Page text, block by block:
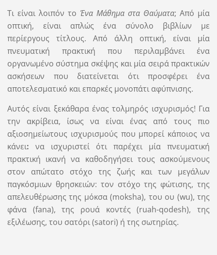
Τι είναι λοιπόν το Ένα Μάθημα στα Θαύματα; Από μία
οπτική, είναι απλώς ένα σύνολο βιβλίων με
περίεργους τίτλους. Από άλλη οπτική, είναι μία
πνευματική πρακτική που περιλαμβάνει ένα
οργανωμένο σύστημα σκέψης και μία σειρά πρακτικών
ασκήσεων που διατείνεται ότι προσφέρει ένα
αποτελεσματικό και επαρκές μονοπάτι αφύπνισης.
Αυτός είναι ξεκάθαρα ένας τολμηρός ισχυρισμός! Για
την ακρίβεια, ίσως να είναι ένας από τους πιο
αξιοσημείωτους ισχυρισμούς που μπορεί κάποιος να
κάνει: να ισχυριστεί ότι παρέχει μία πνευματική
πρακτική ικανή να καθοδηγήσει τους ασκούμενους
στον απώτατο στόχο της ζωής και των μεγάλων
παγκόσμιων θρησκειών: τον στόχο της φώτισης, της
απελευθέρωσης της μόκσα (moksha), του ου (wu), της
φάνα (fana), της ρουά κοντές (ruah-qodesh), της
εξιλέωσης, του σατόρι (satori) ή της σωτηρίας.